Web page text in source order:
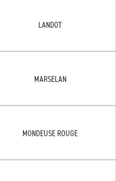
LANDOT
MARSELAN
MONDEUSE ROUGE